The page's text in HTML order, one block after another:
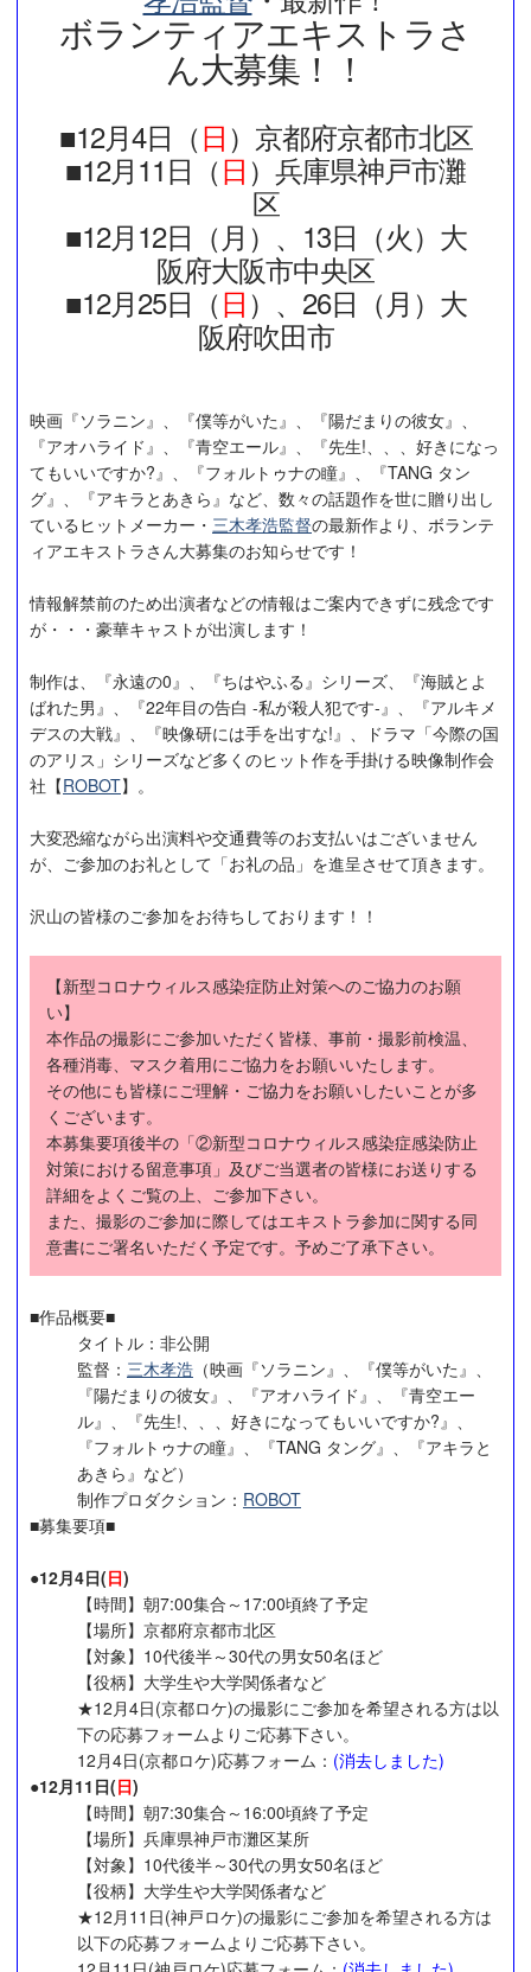
ボランティアエキストラさ
ん大募集！！
■12月4日（日 ）京都府京都市北区
■12月11日（日 ）兵庫県神戸市灘
区
■12月12日（月）、13日（火）大
阪府大阪市中央区
■12月25日（日 ）、26日（月）大
阪府吹田市
映画『ソラニン』、『僕等がいた』、『陽だまりの彼女』、
『アオハライド』、『青空エール』、『先生!、、、好きになっ
てもいいですか?』、『フォルトゥナの瞳』、『TANG タン
グ』、『アキラとあきら』など、数々の話題作を世に贈り出し
ているヒットメーカー・ 三木孝浩監督の最新作より、ボランテ
ィアエキストラさん大募集のお知らせです！
情報解禁前のため出演者などの情報はご案内できずに残念です
が・・・豪華キャストが出演します！
制作は、『永遠の0』、『ちはやふる』シリーズ、『海賊とよ
ばれた男』、『22年目の告白 -私が殺人犯です-』、『アルキメ
デスの大戦』、『映像研には手を出すな!』、ドラマ「今際の国
のアリス」シリーズなど多くのヒット作を手掛ける映像制作会
社【ROBOT】。
大変恐縮ながら出演料や交通費等のお支払いはございません
が、ご参加のお礼として「お礼の品」を進呈させて頂きます。
沢山の皆様のご参加をお待ちしております！！
【新型コロナウィルス感染症防止対策へのご協力のお願
い】
本作品の撮影にご参加いただく皆様、事前・撮影前検温、
各種消毒、マスク着用にご協力をお願いいたします。
その他にも皆様にご理解・ご協力をお願いしたいことが多
くございます。
本募集要項後半の「②新型コロナウィルス感染症感染防止
対策における留意事項」及びご当選者の皆様にお送りする
詳細をよくご覧の上、ご参加下さい。
また、撮影のご参加に際してはエキストラ参加に関する同
意書にご署名いただく予定です。予めご了承下さい。
■作品概要■
タイトル：非公開
監督： 三木孝浩 （映画『ソラニン』、『僕等がいた』、
『陽だまりの彼女』、『アオハライド』、『青空エー
ル』、『先生!、、、好きになってもいいですか?』、
『フォルトゥナの瞳』、『TANG タング』、『アキラと
あきら』など）
制作プロダクション： ROBOT
■募集要項■
●12月4日(日)
【時間】朝7:00集合～17:00頃終了予定
【場所】京都府京都市北区
【対象】10代後半～30代の男女50名ほど
【役柄】大学生や大学関係者など
★12月4日(京都ロケ)の撮影にご参加を希望される方は以
下の応募フォームよりご応募下さい。
12月4日(京都ロケ)応募フォーム： (消去しました)
●12月11日(日)
【時間】朝7:30集合～16:00頃終了予定
【場所】兵庫県神戸市灘区某所
【対象】10代後半～30代の男女50名ほど
【役柄】大学生や大学関係者など
★12月11日(神戸ロケ)の撮影にご参加を希望される方は
以下の応募フォームよりご応募下さい。